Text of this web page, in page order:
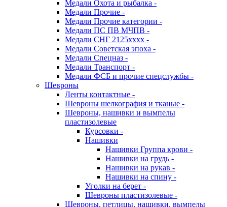
Медали Охота и рыбалка -
Медали Прочие -
Медали Прочие категории -
Медали ПС ПВ МЧПВ -
Медали СНГ 2125хххх -
Медали Советская эпоха -
Медали Спецназ -
Медали Транспорт -
Медали ФСБ и прочие спецслужбы -
Шевроны
Ленты контактные -
Шевроны шелкография и тканые -
Шевроны, нашивки и вымпелы
пластизолевые
Курсовки -
Нашивки
Нашивки Группа крови -
Нашивки на грудь -
Нашивки на рукав -
Нашивки на спину -
Уголки на берет -
Шевроны пластизолевые -
Шевроны, петлицы, нашивки, вымпелы